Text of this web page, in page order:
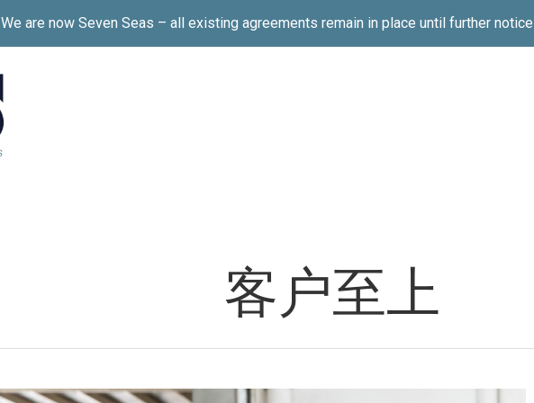
客户至上
We are now Seven Seas – all existing agreements remain in place until further notice